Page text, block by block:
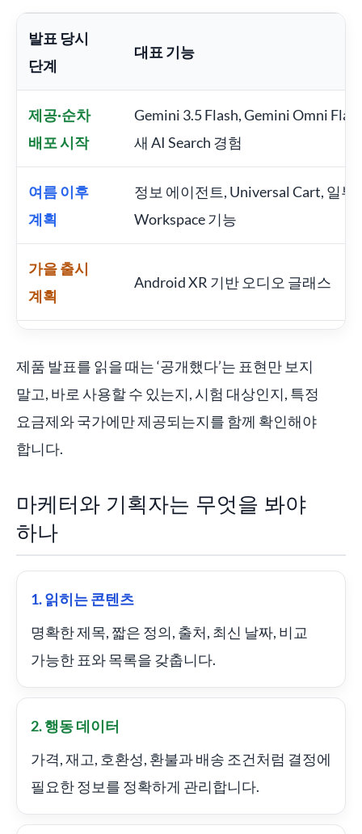
발표 당시
단계
대표 기능
제공·순차
배포 시작
Gemini 3.5 Flash, Gemini Omni
새 AI Search 경험
여름 이후
계획
정보 에이전트, Universal Cart, 일부
Workspace 기능
가을 출시
계획
Android XR 기반 오디오 글래스
제품 발표를 읽을 때는 ‘공개했다’는 표현만 보지
말고, 바로 사용할 수 있는지, 시험 대상인지, 특정
요금제와 국가에만 제공되는지를 함께 확인해야
합니다.
마케터와 기획자는 무엇을 봐야
하나
1. 읽히는 콘텐츠
명확한 제목, 짧은 정의, 출처, 최신 날짜, 비교
가능한 표와 목록을 갖춥니다.
2. 행동 데이터
가격, 재고, 호환성, 환불과 배송 조건처럼 결정에
필요한 정보를 정확하게 관리합니다.